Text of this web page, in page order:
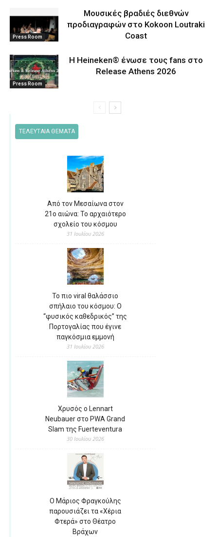
Press Room
Μουσικές βραδιές διεθνών
προδιαγραφών στο Kokoon Loutraki
Coast
Press Room
Η Heineken® ένωσε τους fans στο
Release Athens 2026
ΤΕΛΕΥΤΑΙΑ ΘΕΜΑΤΑ
Από τον Μεσαίωνα στον
21ο αιώνα: Το αρχαιότερο
σχολείο του κόσμου
31 Ιουλίου 2026
Το πιο viral θαλάσσιο
σπήλαιο του κόσμου: Ο
“φυσικός καθεδρικός” της
Πορτογαλίας που έγινε
παγκόσμια εμμονή
31 Ιουλίου 2026
Χρυσός ο Lennart
Neubauer στο PWA Grand
Slam της Fuerteventura
30 Ιουλίου 2026
Ο Μάριος Φραγκούλης
παρουσιάζει τα «Χέρια
Φτερά» στο Θέατρο
Βράχων